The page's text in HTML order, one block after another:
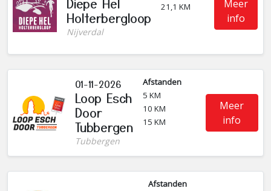
Holterbergloop
Nijverdal
21,1 KM
Meer
info
01-11-2026
Loop Esch
Door
Tubbergen
Tubbergen
Afstanden
5 KM
10 KM
15 KM
Meer
info
Afstanden